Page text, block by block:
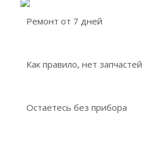
Ремонт от 7 дней
Как правило, нет запчастей
Остаетесь без прибора